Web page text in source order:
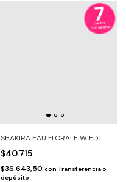
SHAKIRA EAU FLORALE W EDT
$40.715
$36.643,50 con Transferencia o
depósito